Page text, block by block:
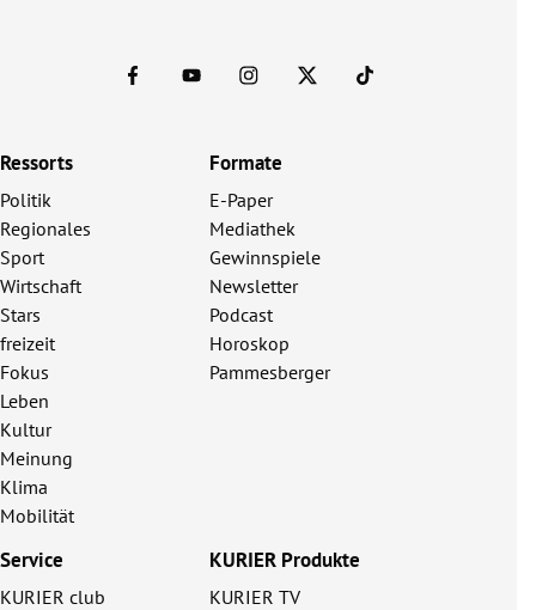
Ressorts
Politik
Regionales
Sport
Wirtschaft
Stars
freizeit
Fokus
Leben
Kultur
Meinung
Klima
Mobilität
Formate
E-Paper
Mediathek
Gewinnspiele
Newsletter
Podcast
Horoskop
Pammesberger
Service
KURIER club
KURIER Produkte
KURIER TV